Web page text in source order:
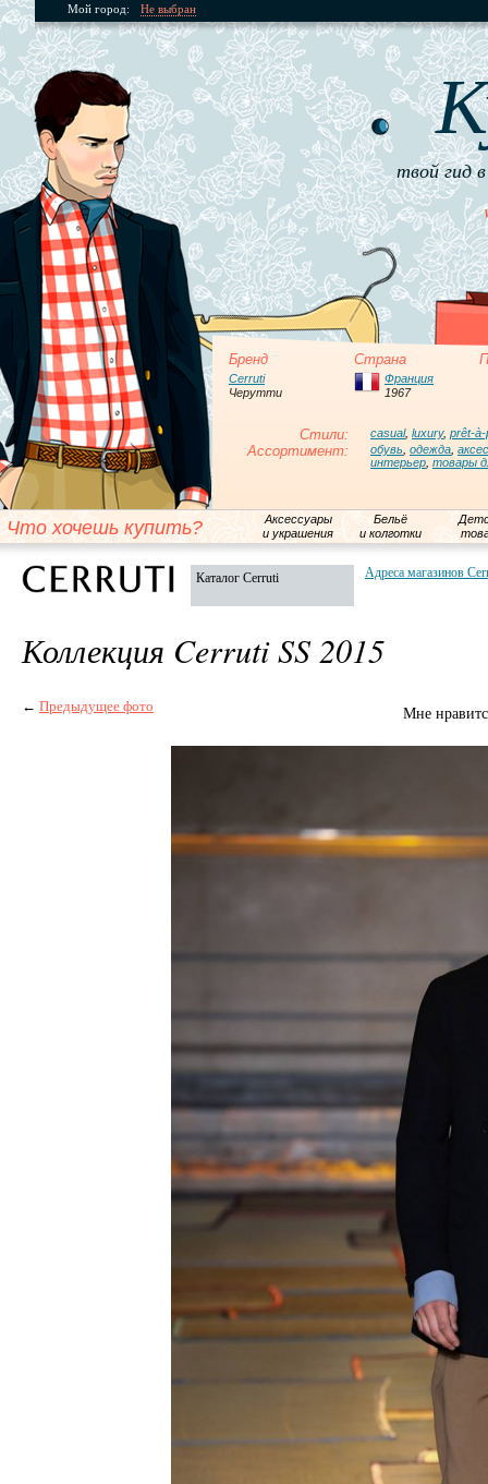
Мой город: Не выбран
твой гид
Бренд Страна
Cerruti
Черутти
Франция
1967
Стили: casual, luxury, prêt-à-
Ассортимент: обувь одежда
интерьер товары
Что хочешь купить?
Аксессуары
и украшения
Бельё
и колготки
Каталог Cerruti Адреса магазинов
Коллекция Cerruti SS 2015
← Предыдущее фото Мне